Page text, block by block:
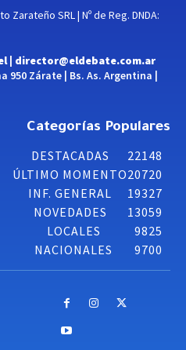
Zarateño SRL | Nº de Reg. DNDA:
| director@eldebate.com.ar
950 Zárate | Bs. As. Argentina |
Categorías Populares
DESTACADAS
22148
ÚLTIMO MOMENTO20720
INF. GENERAL
19327
NOVEDADES
13059
LOCALES
9825
NACIONALES
9700